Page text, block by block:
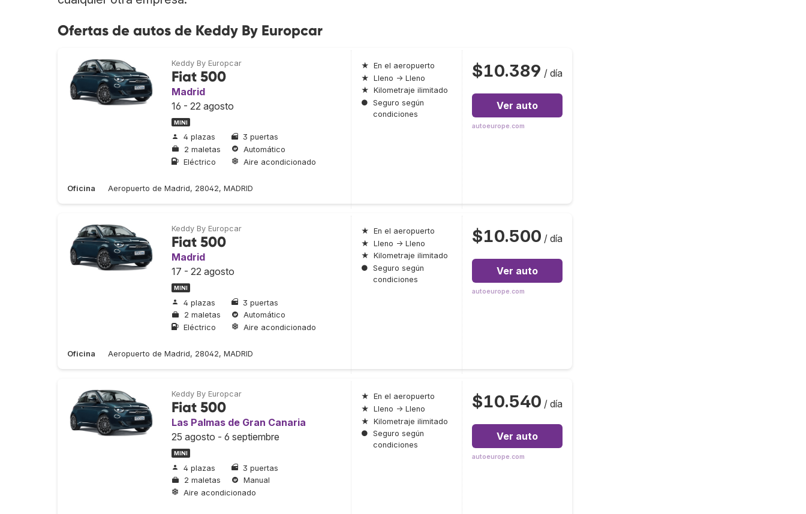
Ofertas de autos de Keddy By Europcar
Keddy By Europcar
Fiat 500
Madrid
16 - 22 agosto
MINI
4 plazas
3 puertas
2 maletas
Automático
Eléctrico
Aire acondicionado
Oficina Aeropuerto de Madrid, 28042, MADRID
★ En el aeropuerto
★ Lleno → Lleno
★ Kilometraje ilimitado
● Seguro según
condiciones
$10.389 / día
Ver auto
autoeurope.com
Keddy By Europcar
Fiat 500
Madrid
17 - 22 agosto
MINI
4 plazas
3 puertas
2 maletas
Automático
Eléctrico
Aire acondicionado
Oficina Aeropuerto de Madrid, 28042, MADRID
★ En el aeropuerto
★ Lleno → Lleno
★ Kilometraje ilimitado
● Seguro según
condiciones
$10.500 / día
Ver auto
autoeurope.com
Keddy By Europcar
Fiat 500
Las Palmas de Gran Canaria
25 agosto - 6 septiembre
MINI
4 plazas
3 puertas
2 maletas
Manual
Aire acondicionado
★ En el aeropuerto
★ Lleno → Lleno
★ Kilometraje ilimitado
● Seguro según
condiciones
$10.540 / día
Ver auto
autoeurope.com